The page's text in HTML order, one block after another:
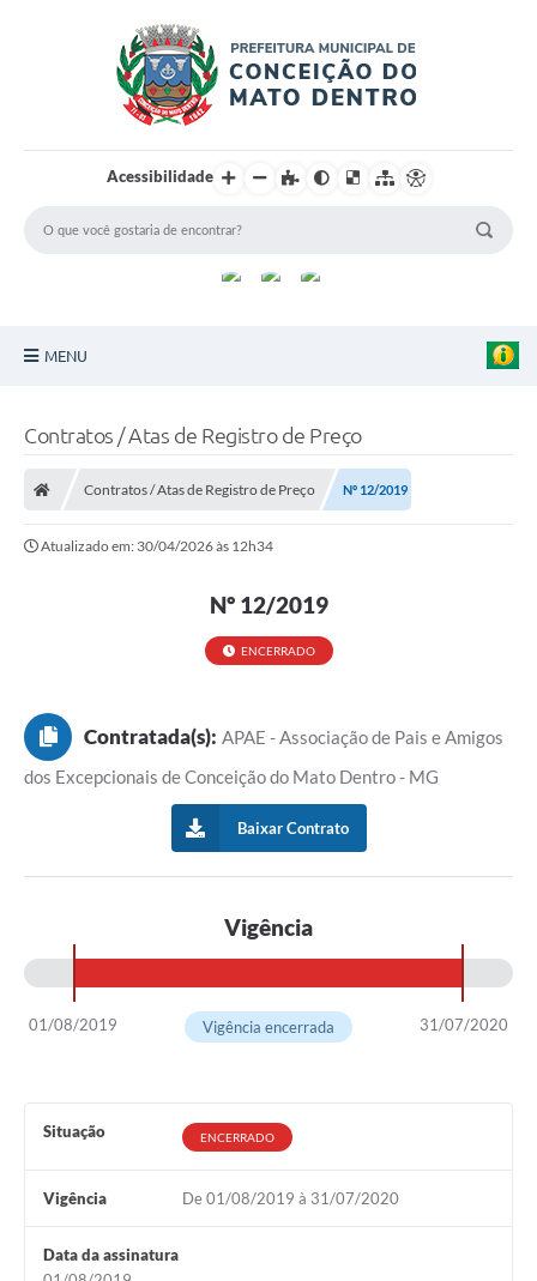
Acessibilidade
MENU
Transparência
Procuradoria Jurídica - Consultoria Administrativa
Serviços da Secretaria Municipal de Fazenda
SIM - Serviço de Inspeção Muncipal
e-SIC
Regularização Fundiária
Notificações de Penalidades – Decisões
Notificações Ambientais
Conselho Municipal de Conservação e Defesa do
Meio Ambiente-CODEMA
Contratos / Atas de Registro de Preço
Contratos / Atas de Registro de Preço Nº 12/2019
Atualizado em: 30/04/2026 às 12h34
Nº 12/2019
ENCERRADO
Contratada(s): APAE - Associação de Pais e Amigos
dos Excepcionais de Conceição do Mato Dentro - MG
Baixar Contrato
Vigência
01/08/2019 31/07/2020
Vigência encerrada
Situação ENCERRADO
Vigência De 01/08/2019 à 31/07/2020
Data da assinatura